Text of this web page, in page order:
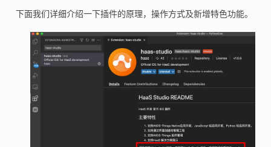
下面我们详细介绍一下插件的原理，操作方式及新增特色功能。